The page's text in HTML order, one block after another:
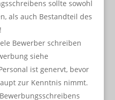
sollte sowohl
als auch Bestandteil des
Bewerber schreiben
siehe
ist genervt, bevor
zur Kenntnis nimmt.